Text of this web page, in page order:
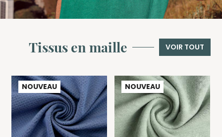
Tissus en maille VOIR TOUT
NOUVEAU NOUVEAU